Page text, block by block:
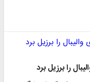
را برزیل برد